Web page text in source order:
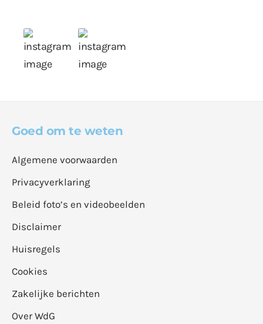
Goed om te weten
Algemene voorwaarden
Privacyverklaring
Beleid foto’s en videobeelden
Disclaimer
Huisregels
Cookies
Zakelijke berichten
Over WdG